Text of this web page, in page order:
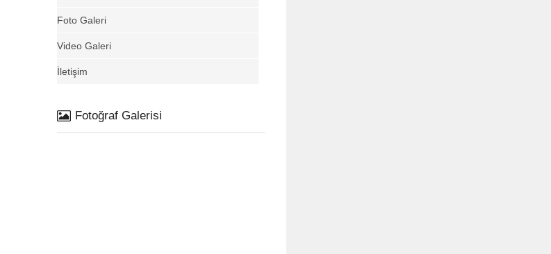
Foto Galeri
Video Galeri
İletişim
Fotoğraf Galerisi